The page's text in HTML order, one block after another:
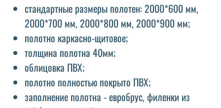
стандартные размеры полотен: 2000*600 мм,
2000*700 мм, 2000*800 мм, 2000*900 мм;
полотно каркасно-щитовое;
толщина полотна 40мм;
облицовка ПВХ;
полотно полностью покрыто ПВХ;
заполнение полотна - евробрус, филенки из